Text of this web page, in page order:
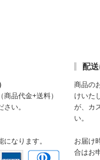
品代金+送料）
い。
なります。
配
商品の
けいた
が、カ
い。
お届け
合はお